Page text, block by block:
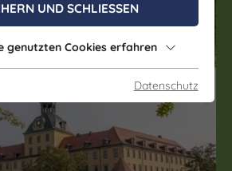
UND SCHLIESSEN
genutzten Cookies erfahren
Datenschutz